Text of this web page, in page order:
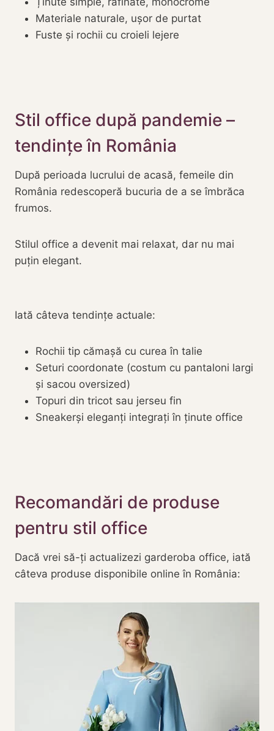
Materiale naturale, ușor de purtat
Fuste și rochii cu croieli lejere
Stil office după pandemie –
tendințe în România
După perioada lucrului de acasă, femeile din
România redescoperă bucuria de a se îmbrăca
frumos.
Stilul office a devenit mai relaxat, dar nu mai
puțin elegant.
Iată câteva tendințe actuale:
Rochii tip cămașă cu curea în talie
Seturi coordonate (costum cu pantaloni largi
și sacou oversized)
Topuri din tricot sau jerseu fin
Sneakerși eleganți integrați în ținute office
Recomandări de produse
pentru stil office
Dacă vrei să-ți actualizezi garderoba office, iată
câteva produse disponibile online în România: